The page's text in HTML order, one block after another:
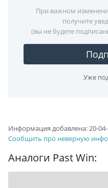
При важном
получите
(вы не будете
Уже
Информация добавлена:20-
Сообщить про неверную
Аналоги Past Win: